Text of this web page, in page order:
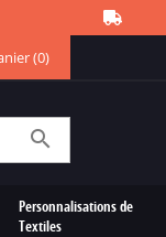
(0)

Personnalisations de
Textiles